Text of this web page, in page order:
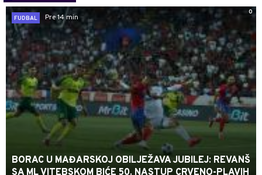
0
FUDBAL
Pre 14 min
BORAC U MAĐARSKOJ OBILJEŽAVA JUBILEJ: REVANŠ
SA ML VITEBSKOM BIĆE 50. NASTUP CRVENO-PLAVIH